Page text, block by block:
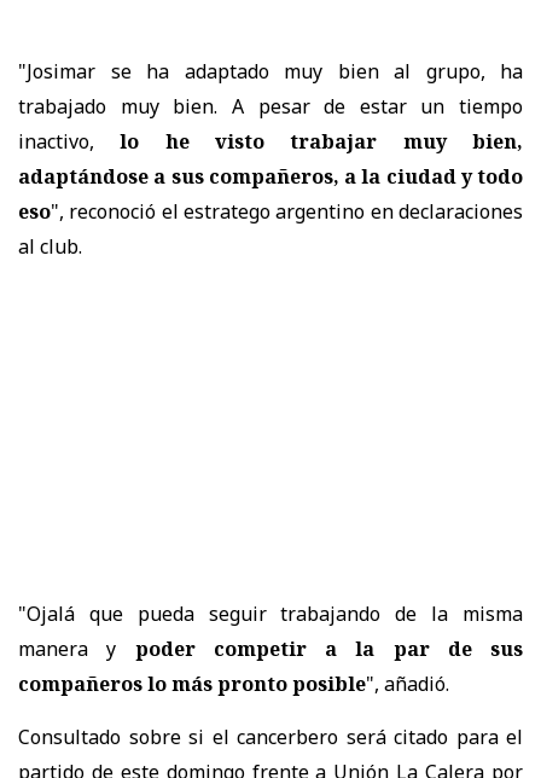
"Josimar se ha adaptado muy bien al grupo, ha
trabajado muy bien. A pesar de estar un tiempo
inactivo,lo he visto trabajar muy bien,
adaptándose a sus compañeros, a la ciudad y todo
eso", reconoció el estratego argentino en declaraciones
al club.
"Ojalá que pueda seguir trabajando de la misma
manera y poder competir a la par de sus
compañeros lo más pronto posible", añadió.
Consultado sobre si el cancerbero será citado para el
partido de este domingo frente a Unión La Calera por